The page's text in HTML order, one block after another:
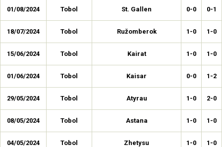
01/08/2024 Tobol St. Gallen 0-0 0-1
18/07/2024 Tobol Ružomberok 1-0 1-0
15/06/2024 Tobol Kairat 1-0 1-0
01/06/2024 Tobol Kaisar 0-0 1-2
29/05/2024 Tobol Atyrau 1-0 2-0
08/05/2024 Tobol Astana 1-0 1-0
04/05/2024 Tobol Zhetysu 1-0 1-0